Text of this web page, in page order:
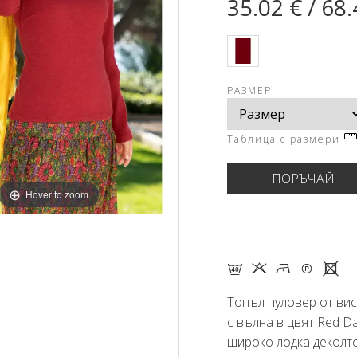
Hover to zoom
35.02 € /
РАЗМЕР
Таблица с размери
F K N Q X
Топъл пуловер от
с вълна в цвят Red
широко лодка